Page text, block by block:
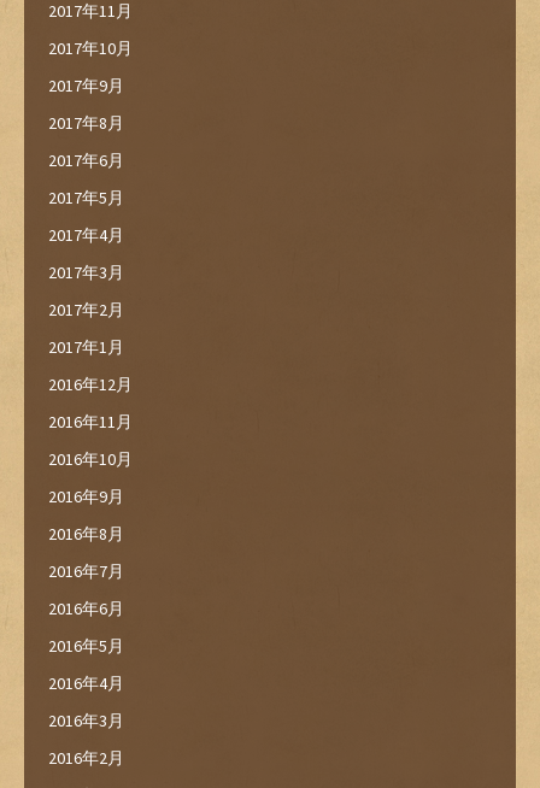
2017年11月
2017年10月
2017年9月
2017年8月
2017年6月
2017年5月
2017年4月
2017年3月
2017年2月
2017年1月
2016年12月
2016年11月
2016年10月
2016年9月
2016年8月
2016年7月
2016年6月
2016年5月
2016年4月
2016年3月
2016年2月